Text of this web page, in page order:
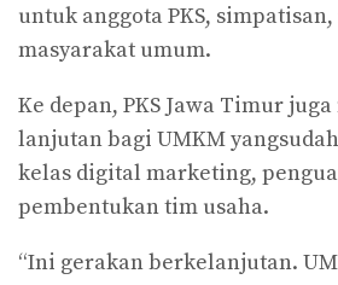
untuk anggota PKS,
masyarakat umum.
Ke depan, PKS Jawa Timur
lanjutan bagi UMKM
kelas digital marketing,
pembentukan tim usaha.
“Ini gerakan berkelanjutan.